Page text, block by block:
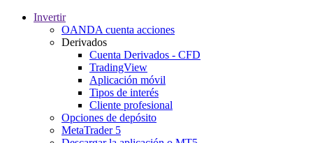
Invertir
OANDA cuenta acciones
Derivados
Cuenta Derivados - CFD
TradingView
Aplicación móvil
Tipos de interés
Cliente profesional
Opciones de depósito
MetaTrader 5